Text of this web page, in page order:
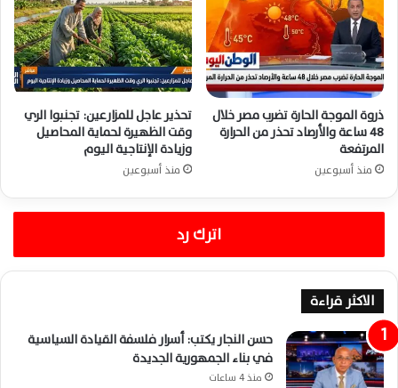
ذروة الموجة الحارة تضرب مصر خلال
48 ساعة والأرصاد تحذر من الحرارة
المرتفعة
منذ أسبوعين
تحذير عاجل للمزارعين: تجنبوا الري
وقت الظهيرة لحماية المحاصيل
وزيادة الإنتاجية اليوم
منذ أسبوعين
اترك رد
الاكثر قراءة
حسن النجار يكتب: أسرار فلسفة القيادة السياسية
في بناء الجمهورية الجديدة
منذ 4 ساعات